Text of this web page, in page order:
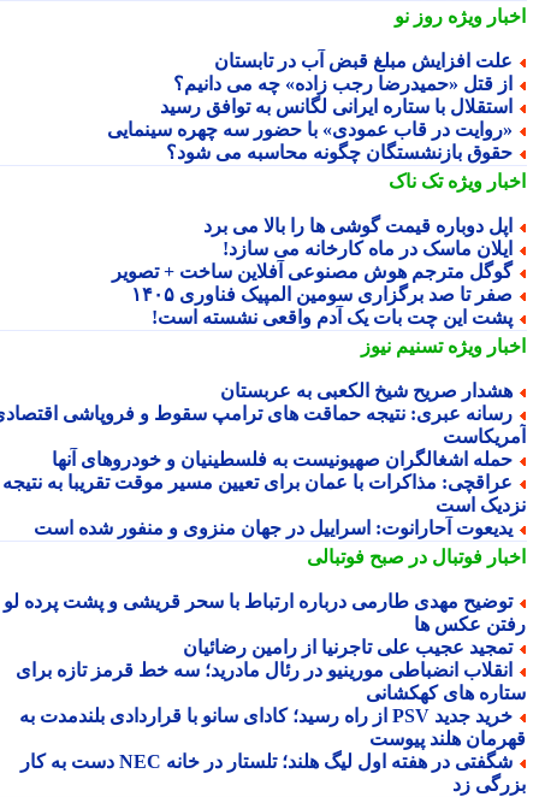
ویژهروز نو
افزایش مبلغ قبض آب در تابستان
قتل «حمیدرضا رجب زاده» چه می دانیم؟
با ستاره ایرانی لگانس به توافق رسید
در قاب عمودی» با حضور سه چهره سینمایی
بازنشستگان چگونه محاسبه می شود؟
ویژهتک ناک
دوباره قیمت گوشی ها را بالا می برد
ماسک در ماه کارخانه می سازد!
مترجم هوش مصنوعی آفلاین ساخت + تصویر
تا صد برگزاری سومین المپیک فناوری ۱۴۰۵
این چت بات یک آدم واقعی نشسته است!
ویژهتسنیم نیوز
صریح شیخ الکعبی به عربستان
عبری: نتیجه حماقت های ترامپ سقوط و فروپاشی اقتصادی
اشغالگران صهیونیست به فلسطینیان و خودروهای آنها
مذاکرات با عمان برای تعیین مسیر موقت تقریبا به نتیجه
است
آحارانوت: اسراییل در جهان منزوی و منفور شده است
فوتبال در صبح فوتبالی
مهدی طارمی درباره ارتباط با سحر قریشی و پشت پرده لو
عکس ها
عجیب علی تاجرنیا از رامین رضائیان
انضباطی مورینیو در رئال مادرید؛ سه خط قرمز تازه برای
های کهکشانی
خرید جدید PSV از راه رسید؛ کادای سانو با قراردادی بلندمدت به
هلند پیوست
شگفتی در هفته اول لیگ هلند؛ تلستار در خانه NEC دست به کار
زد